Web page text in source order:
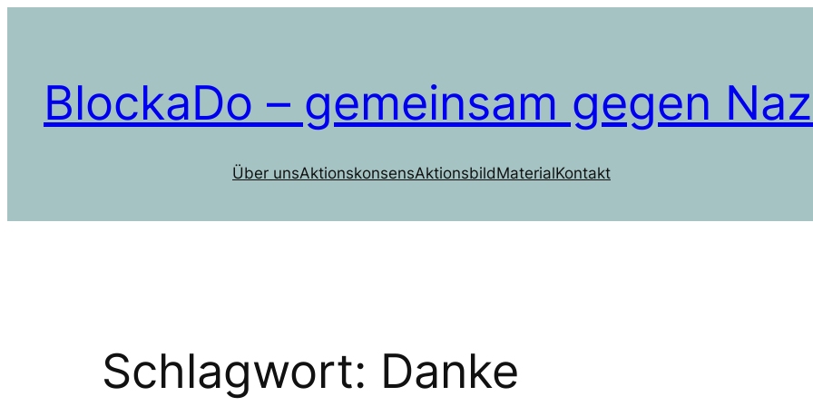
BlockaDo – gemeinsam gegen
Über unsAktionskonsensAktionsbildMaterialKontakt
Schlagwort: Danke